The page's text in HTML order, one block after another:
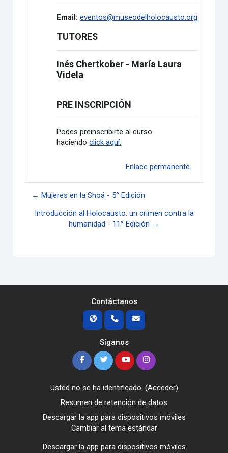
Email:eventos@museodelholocausto.org.ar
TUTORES
Inés Chertkober - María Laura
Videla
PRE INSCRIPCIÓN
Podes preinscribirte al curso
haciendoclick aquí.
Enlace permanente
← Mujeres en la Shoá - 5° Edición
Introducción al Holocausto: un crimen contra la
humanidad - 11° Edición →
Contáctanos
Síganos
Usted no se ha identificado. (Acceder)
Resumen de retención de datos
Descargar la app para dispositivos móviles
Cambiar al tema estándar
Descargar la app para dispositivos móviles